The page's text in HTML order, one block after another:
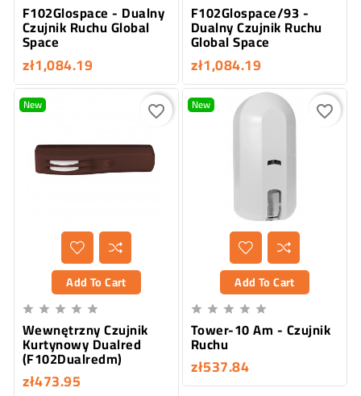
F102Glospace - Dualny
Czujnik Ruchu Global
Space
zł1,084.19
F102Glospace/93 -
Dualny Czujnik Ruchu
Global Space
zł1,084.19
New
Add To Cart
    
Wewnętrzny Czujnik
Kurtynowy Dualred
(F102Dualredm)
zł473.95
favorite_border New
Add To Cart
    
Tower-10 Am - Czujnik
Ruchu
zł537.84
favorite_border